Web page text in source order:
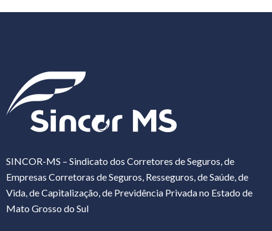
SINCOR-MS – Sindicato dos Corretores de Seguros, de
Empresas Corretoras de Seguros, Resseguros, de Saúde, de
Vida, de Capitalização, de Previdência Privada no Estado de
Mato Grosso do Sul